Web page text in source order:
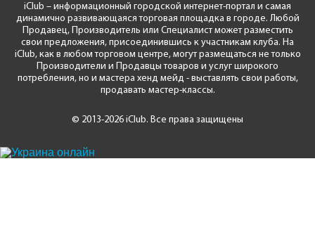
iClub – информационный городской интернет-портал и самая
динамично развивающаяся торговая площадка в городе. Любой
Продавец, Производитель или Специалист может разместить
свои предложения, присоединившись к участникам клуба. На
iClub, как в любом торговом центре, могут размещаться не только
Производители и Продавцы товаров и услуг широкого
потребления, но и мастера хенд мейд - выставлять свои работы,
продавать мастер-классы.
© 2013-2026 iClub. Все права защищены